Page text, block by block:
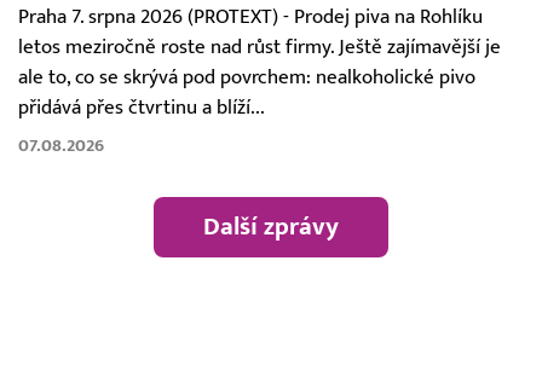
Praha 7. srpna 2026 (PROTEXT) - Prodej piva na Rohlíku
letos meziročně roste nad růst firmy. Ještě zajímavější je
ale to, co se skrývá pod povrchem: nealkoholické pivo
přidává přes čtvrtinu a blíží...
07.08.2026
Další zprávy